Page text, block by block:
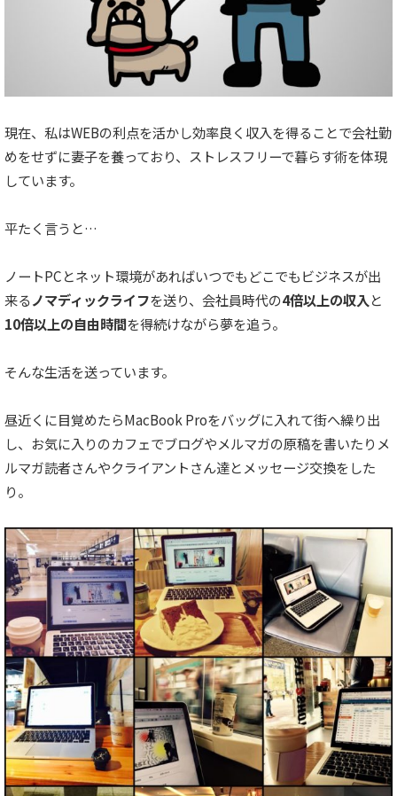
現在、私はWEBの利点を活かし効率良く収入を得ることで会社勤
めをせずに妻子を養っており、ストレスフリーで暮らす術を体現
しています。
平たく言うと…
ノートPCとネット環境があればいつでもどこでもビジネスが出
来るノマディックライフを送り、会社員時代の4倍以上の収入と
10倍以上の自由時間を得続けながら夢を追う。
そんな生活を送っています。
昼近くに目覚めたらMacBook Proをバッグに入れて街へ繰り出
し、お気に入りのカフェでブログやメルマガの原稿を書いたりメ
ルマガ読者さんやクライアントさん達とメッセージ交換をした
り。